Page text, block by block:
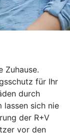
Zuhause.
für Ihr
durch
lassen sich nie
der R+V
vor den